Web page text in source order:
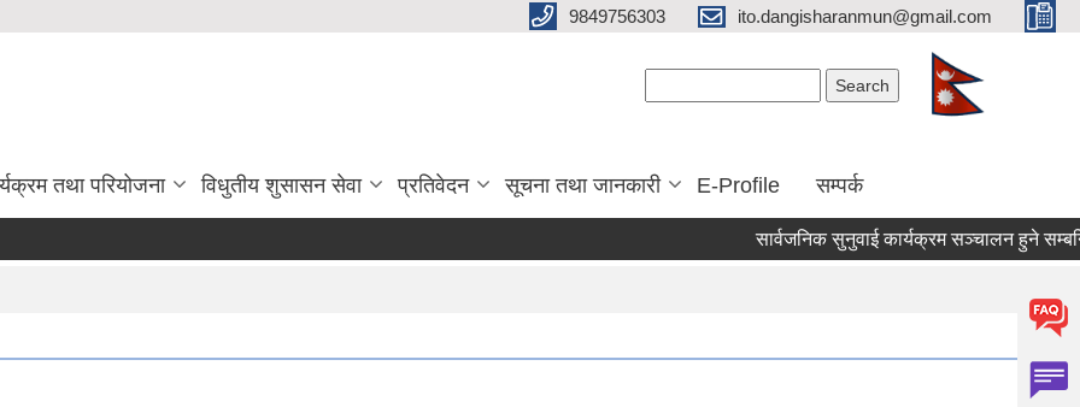
9849756303 ito.dangisharanmun@gmail.com
तथा परियोजना विधुतीय शुसासन सेवा प्रतिवेदन सूचना तथा जानकारी E-Profile सम्पर्क
सार्वजनिक सुनुवाई कार्यक्रम सञ्चालन हुने